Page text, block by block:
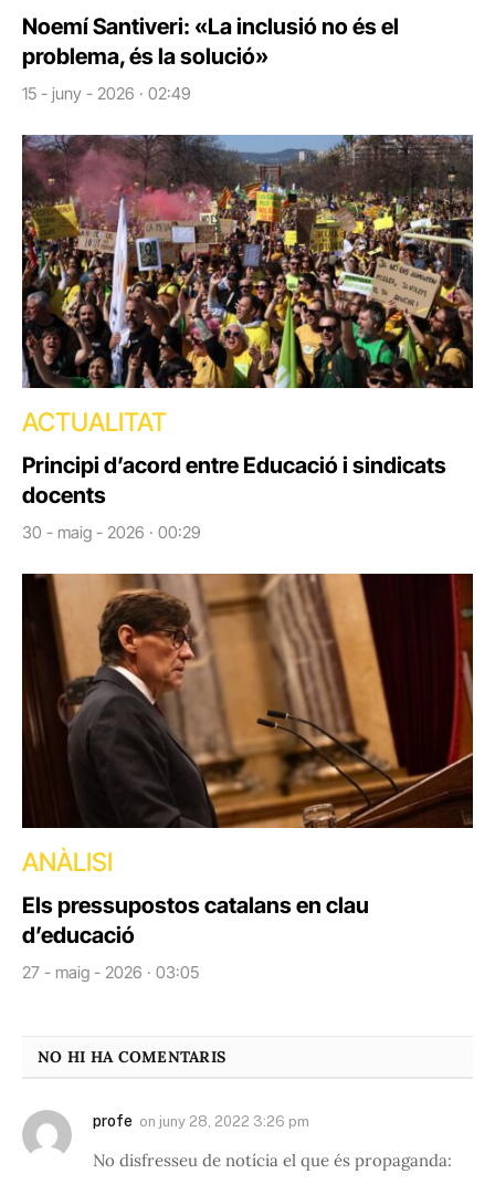
Noemí Santiveri: «La inclusió no és el
problema, és la solució»
15 - juny - 2026 · 02:49
ACTUALITAT
Principi d’acord entre Educació i sindicats
docents
30 - maig - 2026 · 00:29
ANÀLISI
Els pressupostos catalans en clau
d’educació
27 - maig - 2026 · 03:05
NO HI HA COMENTARIS
profe on juny 28, 2022 3:26 pm
No disfresseu de notícia el que és propaganda: